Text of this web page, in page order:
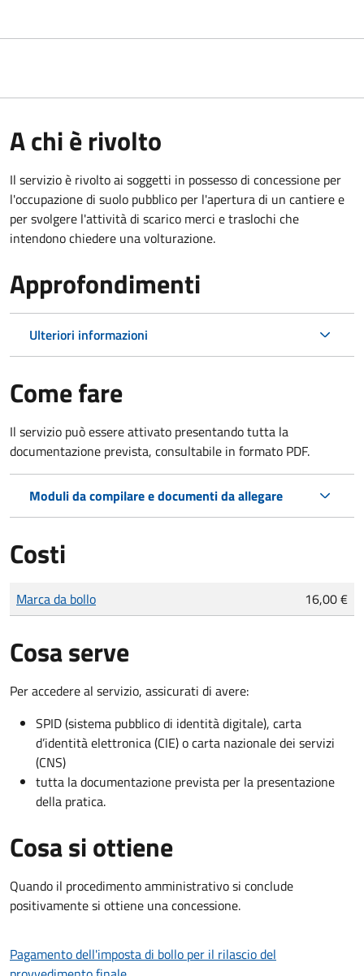
A chi è rivolto
Il servizio è rivolto ai soggetti in possesso di concessione per
l'occupazione di suolo pubblico per l'apertura di un cantiere e
per svolgere l'attività di scarico merci e traslochi che
intendono chiedere una volturazione.
Approfondimenti
Ulteriori informazioni
Come fare
Il servizio può essere attivato presentando tutta la
documentazione prevista, consultabile in formato PDF.
Moduli da compilare e documenti da allegare
Costi
Tipo di pagamento
Importo
Marca da bollo 16,00 €
Cosa serve
Per accedere al servizio, assicurati di avere:
SPID (sistema pubblico di identità digitale), carta
d’identità elettronica (CIE) o carta nazionale dei servizi
(CNS)
tutta la documentazione prevista per la presentazione
della pratica.
Cosa si ottiene
Quando il procedimento amministrativo si conclude
positivamente si ottiene una concessione.
Pagamento dell'imposta di bollo per il rilascio del